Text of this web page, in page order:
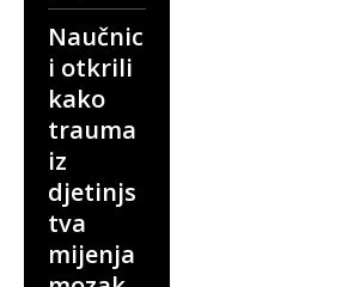
Naučnic
i otkrili
kako
trauma
iz
djetinjs
tva
mijenja